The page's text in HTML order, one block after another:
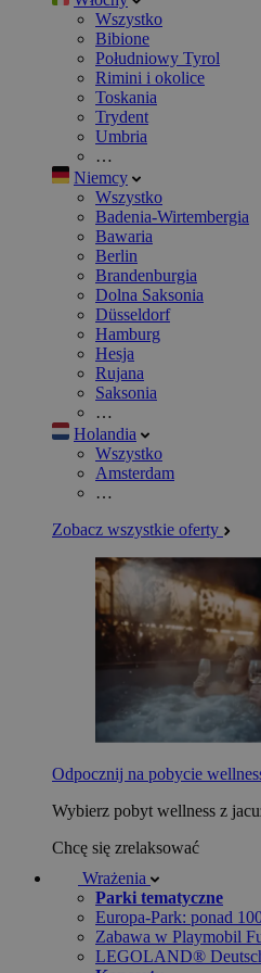
Wszystko
Bibione
Południowy Tyrol
Rimini i okolice
Toskania
Trydent
Umbria
…
Niemcy
Wszystko
Badenia-Wirtembergia
Bawaria
Berlin
Brandenburgia
Dolna Saksonia
Düsseldorf
Hamburg
Hesja
Rujana
Saksonia
…
Holandia
Wszystko
Amsterdam
…
Zobacz wszystkie oferty
Odpocznij na pobycie
Wybierz pobyt wellness z
Chcę się zrelaksować
Wrażenia
Parki tematyczne
Europa-Park: ponad
Zabawa w Playmobil
LEGOLAND®